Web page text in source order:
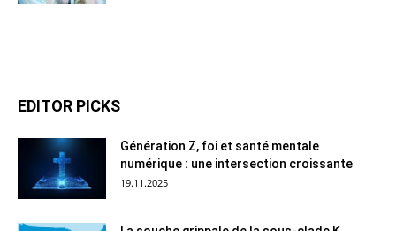
EDITOR PICKS
Génération Z, foi et santé mentale
numérique : une intersection croissante
19.11.2025